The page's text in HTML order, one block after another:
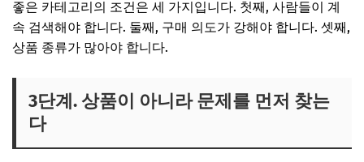
좋은 카테고리의 조건은 세 가지입니다. 첫째, 사람들이 계
속 검색해야 합니다. 둘째, 구매 의도가 강해야 합니다. 셋째,
상품 종류가 많아야 합니다.
3단계. 상품이 아니라 문제를 먼저 찾는
다